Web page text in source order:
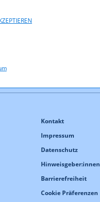
Kontakt
Impressum
Datenschutz
Hinweisgeber:innen
Barrierefreiheit
Cookie Präferenzen